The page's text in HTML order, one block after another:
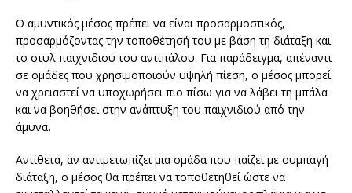
Ο αμυντικός μέσος πρέπει να είναι προσαρμοστικός,
προσαρμόζοντας την τοποθέτησή του με βάση τη διάταξη και
το στυλ παιχνιδιού του αντιπάλου. Για παράδειγμα, απέναντι
σε ομάδες που χρησιμοποιούν υψηλή πίεση, ο μέσος μπορεί
να χρειαστεί να υποχωρήσει πιο πίσω για να λάβει τη μπάλα
και να βοηθήσει στην ανάπτυξη του παιχνιδιού από την
άμυνα.
Αντίθετα, αν αντιμετωπίζει μια ομάδα που παίζει με συμπαγή
διάταξη, ο μέσος θα πρέπει να τοποθετηθεί ώστε να